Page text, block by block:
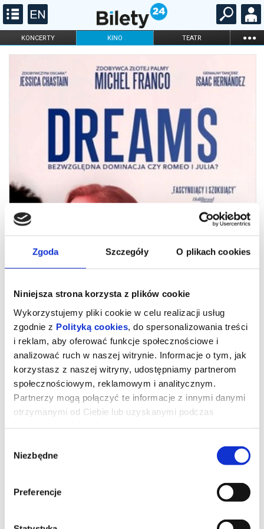
Zgoda Szczegóły O plikach cookies
Niniejsza strona korzysta z plików cookie
Wykorzystujemy pliki cookie w celu realizacji usług
zgodnie z Polityką cookies , do spersonalizowania treści
i reklam, aby oferować funkcje społecznościowe i
analizować ruch w naszej witrynie. Informacje o tym, jak
korzystasz z naszej witryny, udostępniamy partnerom
społecznościowym, reklamowym i analitycznym.
Partnerzy mogą połączyć te informacje z innymi danymi
otrzymanymi od Ciebie lub uzyskanymi podczas
zgody
Niezbędne
Preferencje
KONCERTY KINO TEATR ...
FILHARMONIA OPERA I BALET
DLA DZIECI
ONLINE KARNETY
Dreams
i uzdolnionego meksykańskiego młodego baletmistrza, Fernando.
Jednak kiedy ryzykując życiem, Fernando dociera do Stanów
cienkiej granicy sił i emocji film jest nie tylko opowieścią o miłości i